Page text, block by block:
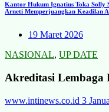
Kantor Hukum Ignatius Toka Solly
Arneti Memperjuangkan Keadilan
19 Maret 2026
NASIONAL, UP DATE
Akreditasi Lembaga
www.intinews.co.id 3